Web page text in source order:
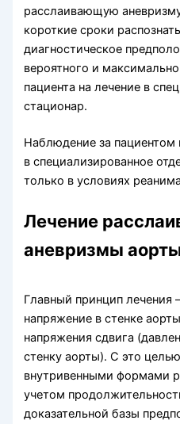
расслаивающую
короткие сроки
диагностическое
вероятного и
пациента на лечение в
стационар.
Наблюдение за пациентом
в специализированное
только в условиях
Лечение
аневризмы
Главный принцип
напряжение в стенке
напряжения сдвига
стенку аорты). С это
внутривенными формами
учетом
доказательной базы